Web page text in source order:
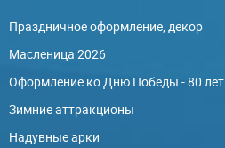
Праздничное оформление, декор
Масленица 2026
Оформление ко Дню Победы - 80 лет
Зимние аттракционы
Надувные арки